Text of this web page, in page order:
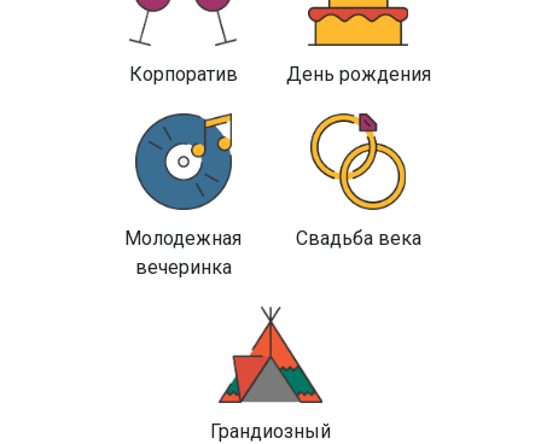
Корпоратив День рождения
Молодежная
вечеринка
Свадьба века
Грандиозный